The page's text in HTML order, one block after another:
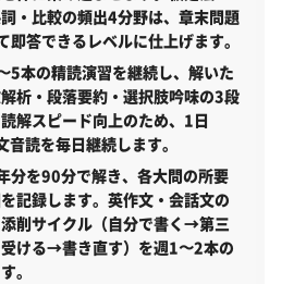
・比較の頻出4分野は、章末問題
即答できるレベルに仕上げます。
5本の精読演習を継続し、解いた
析・段落要約・選択肢吟味の3段
解スピード向上のため、1日
読を毎日継続します。
分を90分で解き、各大問の所要
記録します。英作文・会話文の
削サイクル（自分で書く→第三
ける→書き直す）を週1〜2本の
。